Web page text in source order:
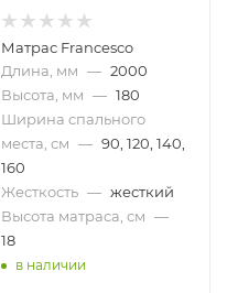
Матрас Francesco
Длина, мм — 2000
Высота, мм — 180
Ширина спального
места, см — 90, 120, 140,
160
Жесткость — жесткий
Высота матраса, см —
18
в наличии